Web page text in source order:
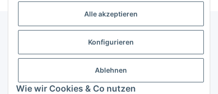
Alle akzeptieren
Konfigurieren
Ablehnen
Wie wir Cookies & Co nutzen
Gesetzliche Informationen